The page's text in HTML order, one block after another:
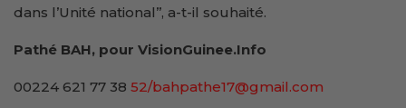
dans l’Unité national’’, a-t-il souhaité.
Pathé BAH, pour VisionGuinee.Info
00224 621 77 38 52/bahpathe17@gmail.com